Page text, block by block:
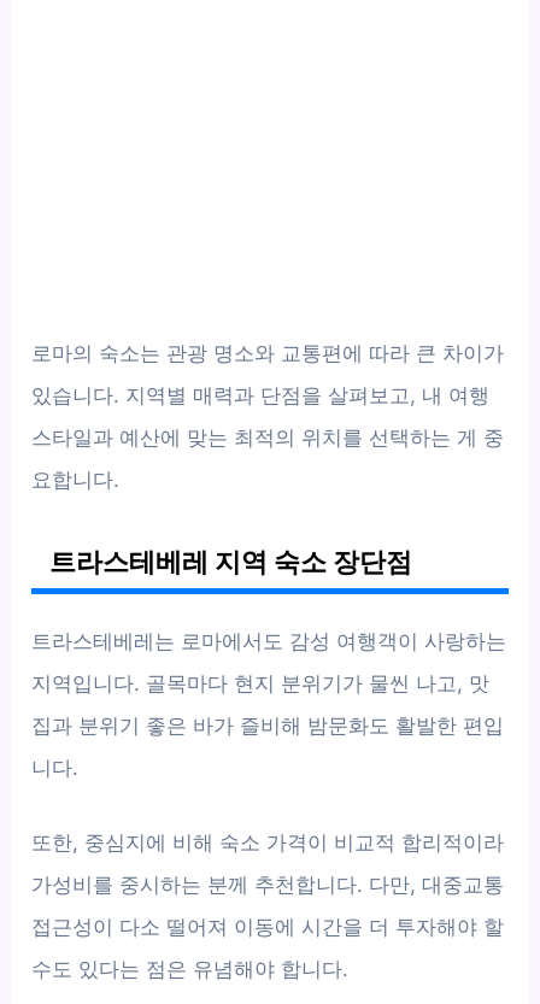
로마의 숙소는 관광 명소와 교통편에 따라 큰 차이가
있습니다. 지역별 매력과 단점을 살펴보고, 내 여행
스타일과 예산에 맞는 최적의 위치를 선택하는 게 중
요합니다.
트라스테베레 지역 숙소 장단점
트라스테베레는 로마에서도 감성 여행객이 사랑하는
지역입니다. 골목마다 현지 분위기가 물씬 나고, 맛
집과 분위기 좋은 바가 즐비해 밤문화도 활발한 편입
니다.
또한, 중심지에 비해 숙소 가격이 비교적 합리적이라
가성비를 중시하는 분께 추천합니다. 다만, 대중교통
접근성이 다소 떨어져 이동에 시간을 더 투자해야 할
수도 있다는 점은 유념해야 합니다.